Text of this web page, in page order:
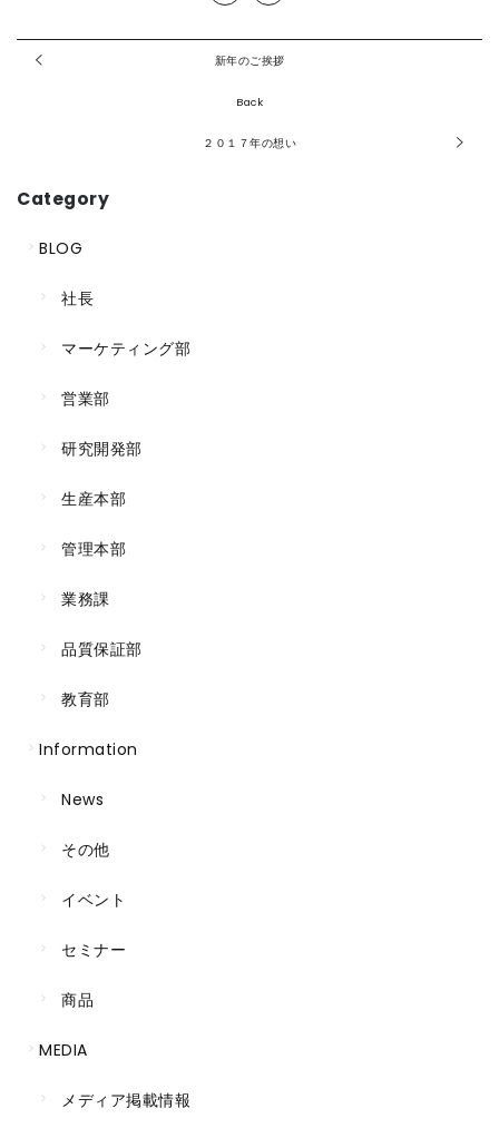
新年のご挨拶
Back
２０１７年の想い
Category
BLOG
社長
マーケティング部
営業部
研究開発部
生産本部
管理本部
業務課
品質保証部
教育部
Information
News
その他
イベント
セミナー
商品
MEDIA
メディア掲載情報